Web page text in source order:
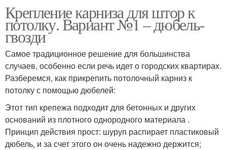
Карниз для натяжного
потолка
Карниз в натяжном
потолке
Ниши для скрытых
карнизов
Шторы к трубчатым
Пластиковый карниз Шторы под потолок
Крепление карниза для штор к
потолку. Вариант №1 – дюбель-
гвозди
Самое традиционное решение для большинства
случаев, особенно если речь идет о городских квартирах.
Разберемся, как прикрепить потолочный карниз к
потолку с помощью дюбелей:
Этот тип крепежа подходит для бетонных и других
оснований из плотного однородного материала .
Принцип действия прост: шуруп распирает пластиковый
дюбель, и за счет этого он очень надежно держится;